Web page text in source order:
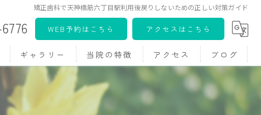
矯正歯科で天神橋筋六丁目駅利用後戻りしないための正しい対策ガイド
WEB予約はこちら アクセスはこちら
へ (無料カウンセリング)
りの方へ
ギャラリー 当院の特徴
かみ合わせ
こども
アクセス ブログ
コラム